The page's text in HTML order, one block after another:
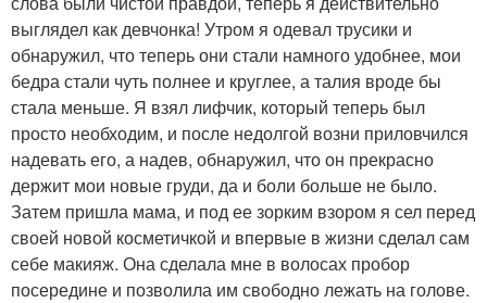
выглядел как девчонка! Утром я одевал трусики и
обнаружил, что теперь они стали намного удобнее, мои
бедра стали чуть полнее и круглее, а талия вроде бы
стала меньше. Я взял лифчик, который теперь был
просто необходим, и после недолгой возни приловчился
надевать его, а надев, обнаружил, что он прекрасно
держит мои новые груди, да и боли больше не было.
Затем пришла мама, и под ее зорким взором я сел перед
своей новой косметичкой и впервые в жизни сделал сам
себе макияж. Она сделала мне в волосах пробор
посередине и позволила им свободно лежать на голове.